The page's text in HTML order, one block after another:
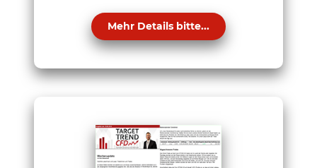
Mehr Details bitte...